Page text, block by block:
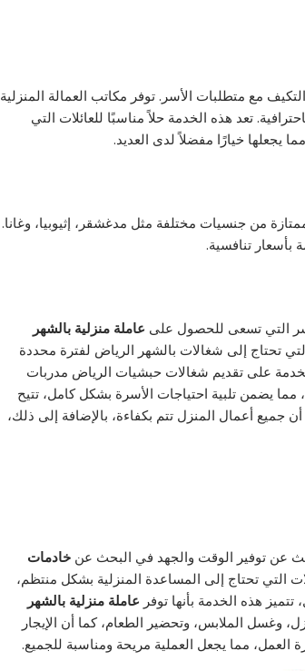
مع متطلبات الأسر. توفر مكاتب العمالة المنزلية
تعد هذه الخدمة حلاً مناسبًا للعائلات التي
يجعلها خيارًا مفضلاً لدى العديد.
من جنسيات مختلفة مثل مدغشقر، إثيوبيا، وغانا.
بأسعار تنافسية.
التي تسعى للحصول على عاملة منزلية بالشهر
تحتاج إلى شغالات بالشهر الرياض لفترة محددة
على تقديم شغالات حبشيات الرياض مدربات
مما يضمن تلبية احتياجات الأسرة بشكل كامل، تتيح
جميع أعمال المنزل تتم بكفاءة، بالإضافة إلى ذلك،
عن توفير الوقت والجهد في البحث عن خادمات
التي تحتاج إلى المساعدة المنزلية بشكل منتظم،
هذه الخدمة بأنها توفر عاملة منزلية بالشهر
وغسل الملابس، وتحضير الطعام، كما أن الإيجار
العمل، مما يجعل العملية مريحة ومناسبة للجميع.